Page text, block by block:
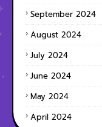
September 2024
August 2024
July 2024
June 2024
May 2024
April 2024